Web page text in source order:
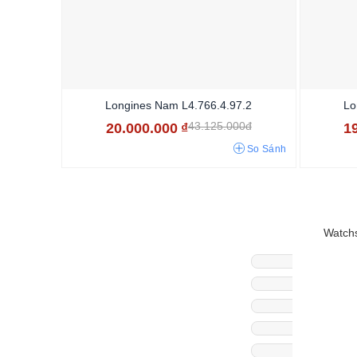
Longines Nam L4.766.4.97.2
20.000.000 ₫43.125.000đ
So Sánh